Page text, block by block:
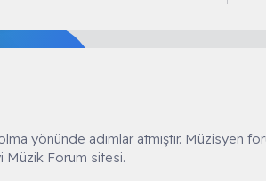
yönünde adımlar atmıştır. Müzisyen
Müzik Forum sitesi.